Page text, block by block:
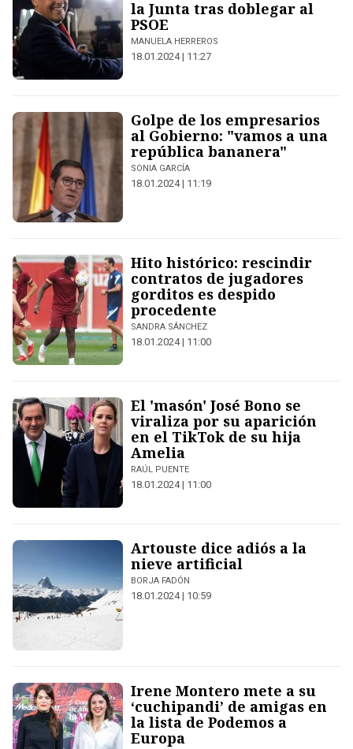
la Junta tras doblegar al
PSOE
MANUELA HERREROS
18.01.2024 | 11:27
Golpe de los empresarios
al Gobierno: "vamos a una
república bananera"
SONIA GARCÍA
18.01.2024 | 11:19
Hito histórico: rescindir
contratos de jugadores
gorditos es despido
procedente
SANDRA SÁNCHEZ
18.01.2024 | 11:00
El 'masón' José Bono se
viraliza por su aparición
en el TikTok de su hija
Amelia
RAÚL PUENTE
18.01.2024 | 11:00
Artouste dice adiós a la
nieve artificial
BORJA FADÓN
18.01.2024 | 10:59
Irene Montero mete a su
‘cuchipandi’ de amigas en
la lista de Podemos a
Europa